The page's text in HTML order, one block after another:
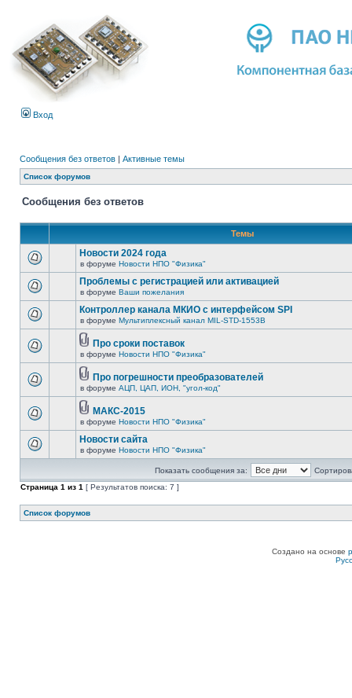
Вход
Сообщения без ответов | Активные темы
Список форумов
Сообщения без ответов
Темы
Новости 2024 года
в форуме Новости НПО "Физика"
Проблемы с регистрацией или активацией
в форуме Ваши пожелания
Контроллер канала МКИО с интерфейсом SPI
в форуме Мультиплексный канал MIL-STD-1553B
Про сроки поставок
в форуме Новости НПО "Физика"
Про погрешности преобразователей
в форуме АЦП, ЦАП, ИОН, "угол-код"
МАКС-2015
в форуме Новости НПО "Физика"
Новости сайта
в форуме Новости НПО "Физика"
Показать сообщения за:
Страница 1 из 1 [ Результатов поиска: 7 ]
Список форумов
Создано на основе